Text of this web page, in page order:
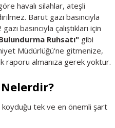
havalı silahlar, ateşli
Barut gazı basıncıyla
basıncıyla çalıştıkları için
Ruhsatı" gibi
Müdürlüğü'ne gitmenize,
raporu almanıza gerek yoktur.
tek ve en önemli şart